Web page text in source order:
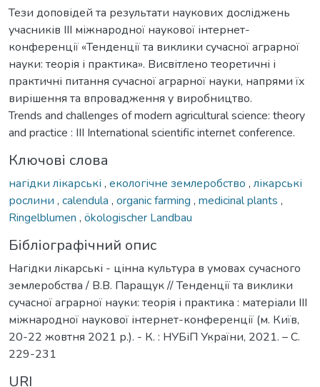
Тези доповідей та результати наукових досліджень
учасників IIІ міжнародної наукової інтернет-
конференції «Тенденції та виклики сучасної аграрної
науки: теорія і практика». Висвітлено теоретичні і
практичні питання сучасної аграрної науки, напрями їх
вирішення та впровадження у виробництво.
Trends and challenges of modern agricultural science: theory
and practice : III International scientific internet conference.
Ключові слова
нагідки лікарські , екологічне землеробство , лікарські
рослини , calendula , organic farming , medicinal plants ,
Ringelblumen , ökologischer Landbau
Бібліографічний опис
Нагідки лікарські - цінна культура в умовах сучасного
землеробства / В.В. Паращук // Тенденції та виклики
сучасної аграрної науки: теорія і практика : матеріали IIІ
міжнародної наукової інтернет-конференції (м. Київ,
20-22 жовтня 2021 р.). - К. : НУБіП України, 2021. – С.
229-231
URI